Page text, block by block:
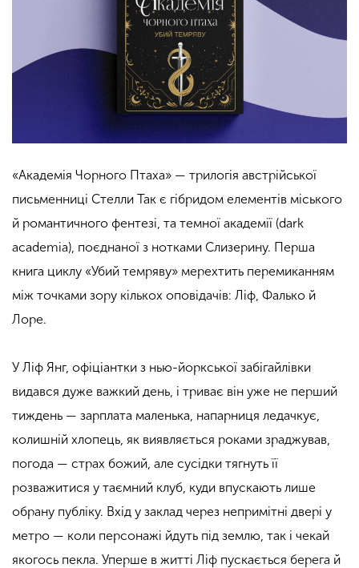
«Академія Чорного Птаха» — трилогія австрійської
письменниці Стелли Так є гібридом елементів міського
й романтичного фентезі, та темної академії (dark
academia), поєднаної з нотками Слизерину. Перша
книга циклу «Убий темряву» мерехтить перемиканням
між точками зору кількох оповідачів: Ліф, Фалько й
Лоре.
У Ліф Янг, офіціантки з нью-йоркської забігайлівки
видався дуже важкий день, і триває він уже не перший
тиждень — зарплата маленька, напарниця ледачкує,
колишній хлопець, як виявляється роками зраджував,
погода — страх божий, але сусідки тягнуть її
розважитися у таємний клуб, куди впускають лише
обрану публіку. Вхід у заклад через непримітні двері у
метро — коли персонажі йдуть під землю, так і чекай
якогось пекла. Уперше в житті Ліф пускається берега й